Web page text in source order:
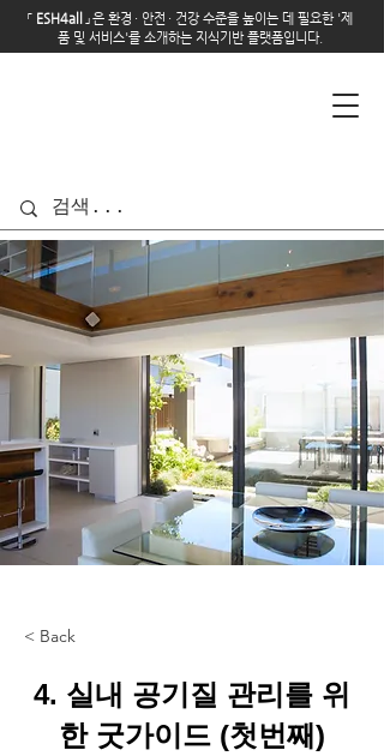
「 ESH4all 」은 환경 · 안전 · 건강 수준을 높이는 데 필요한 '제
품 및 서비스'를 소개하는 지식기반 플랫폼입니다.
< Back
4. 실내 공기질 관리를 위
한 굿가이드 (첫번째)